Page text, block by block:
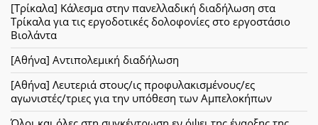
[Τρίκαλα] Κάλεσμα στην πανελλαδική διαδήλωση στα
Τρίκαλα για τις εργοδοτικές δολοφονίες στο εργοστάσιο
Βιολάντα
[Αθήνα] Αντιπολεμική διαδήλωση
[Αθήνα] Λευτεριά στους/ις προφυλακισμένους/ες
αγωνιστές/τριες για την υπόθεση των Αμπελοκήπων